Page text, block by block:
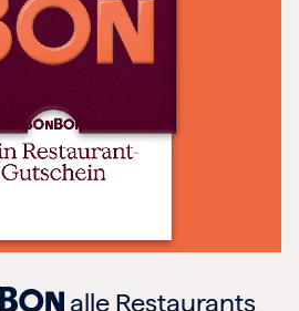
alle Restaurants